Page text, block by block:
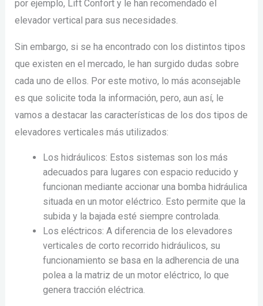
por ejemplo, Lift Confort y le han recomendado el
elevador vertical para sus necesidades.
Sin embargo, si se ha encontrado con los distintos tipos
que existen en el mercado, le han surgido dudas sobre
cada uno de ellos. Por este motivo, lo más aconsejable
es que solicite toda la información, pero, aun así, le
vamos a destacar las características de los dos tipos de
elevadores verticales más utilizados:
Los hidráulicos: Estos sistemas son los más
adecuados para lugares con espacio reducido y
funcionan mediante accionar una bomba hidráulica
situada en un motor eléctrico. Esto permite que la
subida y la bajada esté siempre controlada.
Los eléctricos: A diferencia de los elevadores
verticales de corto recorrido hidráulicos, su
funcionamiento se basa en la adherencia de una
polea a la matriz de un motor eléctrico, lo que
genera tracción eléctrica.